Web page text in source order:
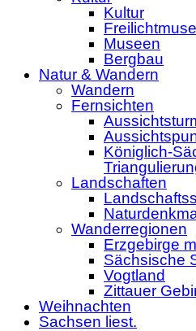
Kultur
Museen
Bergbau
Natur & Wandern
Wandern
Fernsichten
Königlich-
Landschaften
Wanderregionen
Erzgebirge
Sächsische
Vogtland
Zittauer
Weihnachten
Sachsen liest.